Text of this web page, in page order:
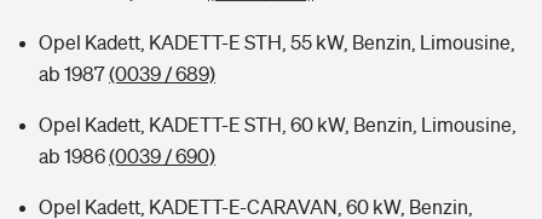
Opel Kadett, KADETT-E STH, 55 kW, Benzin, Limousine,
ab 1987(0039 / 689)
Opel Kadett, KADETT-E STH, 60 kW, Benzin, Limousine,
ab 1986(0039 / 690)
Opel Kadett, KADETT-E-CARAVAN, 60 kW, Benzin,